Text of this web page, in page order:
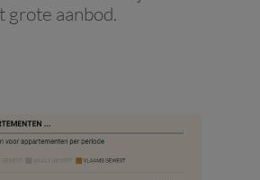
grote aanbod.